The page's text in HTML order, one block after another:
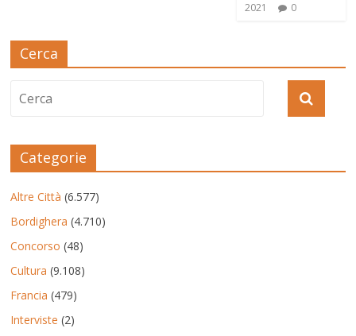
2021
0
Cerca
Categorie
Altre Città (6.577)
Bordighera (4.710)
Concorso (48)
Cultura (9.108)
Francia (479)
Interviste (2)